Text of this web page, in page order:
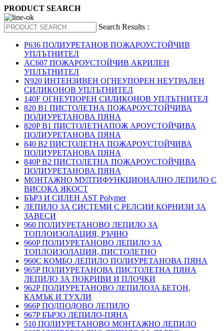
PRODUCT SEARCH
Search Results :
P636 ПОЛИУРЕТАНОВ ПОЖАРОУСТОЙЧИВ
УПЛЪТНИТЕЛ
AC607 ПОЖАРОУСТОЙЧИВ АКРИЛЕН
УПЛЪТНИТЕЛ
N920 ИНТЕНЗИВЕН ОГНЕУПОРЕН НЕУТРАЛЕН
СИЛИКОНОВ УПЛЪТНИТЕЛ
140F ОГНЕУПОРЕН СИЛИКОНОВ УПЛЪТНИТЕЛ
820 B1 ПИСТОЛЕТНА ПОЖАРОУСТОЙЧИВА
ПОЛИУРЕТАНОВА ПЯНА
820P B1 ПИСТОЛЕТНАПОЖ АРОУСТОЙЧИВА
ПОЛИУРЕТАНОВА ПЯНА
840 B2 ПИСТОЛЕТНА ПОЖАРОУСТОЙЧИВА
ПОЛИУРЕТАНОВА ПЯНА
840P B2 ПИСТОЛЕТНА ПОЖАРОУСТОЙЧИВА
ПОЛИУРЕТАНОВА ПЯНА
МОНТАЖНО МУЛТИФУНКЦИОНАЛНО ЛЕПИЛО С
ВИСОКА ЯКОСТ
БЪРЗ И СИЛЕН AST Polymer
ЛЕПИЛО ЗА СИСТЕМИ С РЕЛСИИ КОРНИЗИ ЗА
ЗАВЕСИ
960 ПОЛИУРЕТАНОВО ЛЕПИЛО ЗА
ТОПЛОИЗОЛАЦИЯ, РЪЧНО
960P ПОЛИУРЕТАНОВО ЛЕПИЛО ЗА
ТОПЛОИЗОЛАЦИЯ, ПИСТОЛЕТНО
960C КОМБО ЛЕПИЛО ПОЛИУРЕТАНОВА ПЯНА
965P ПОЛИУРЕТАНОВА ПИСТОЛЕТНА ПЯНА
ЛЕПИЛО ЗА ПОКРИВИ И ПЛОЧКИ
962P ПОЛИУРЕТАНОВО ЛЕПИЛОЗА БЕТОН,
КАМЪК И ТУХЛИ
966P ПОДПОДОВО ЛЕПИЛО
967P БЪРЗО ЛЕПИЛО-ПЯНА
510 ПОЛИУРЕТАНОВО МОНТАЖНО ЛЕПИЛО